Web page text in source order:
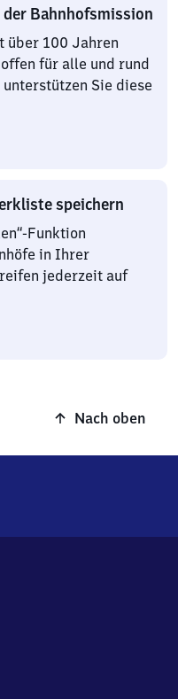
Bahnhofsmission
über 100 Jahren
für alle und rund
Sie diese
speichern
Funktion
in Ihrer
jederzeit auf
Nach oben